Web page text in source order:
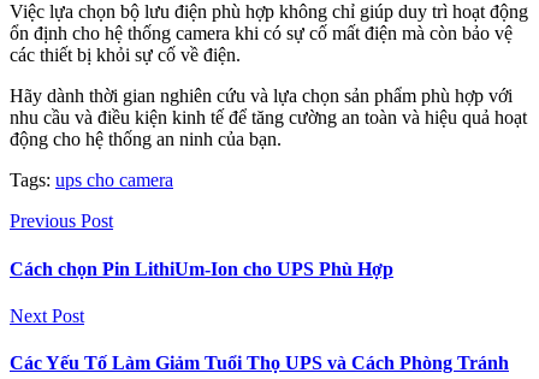
Việc lựa chọn bộ lưu điện phù hợp không chỉ giúp duy trì hoạt động
ổn định cho hệ thống camera khi có sự cố mất điện mà còn bảo vệ
các thiết bị khỏi sự cố về điện.
Hãy dành thời gian nghiên cứu và lựa chọn sản phẩm phù hợp với
nhu cầu và điều kiện kinh tế để tăng cường an toàn và hiệu quả hoạt
động cho hệ thống an ninh của bạn.
Tags: ups cho camera
Previous Post
Cách chọn Pin LithiUm-Ion cho UPS Phù Hợp
Next Post
Các Yếu Tố Làm Giảm Tuổi Thọ UPS và Cách Phòng Tránh